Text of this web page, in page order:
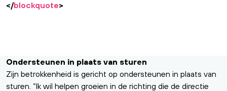
</blockquote>
Ondersteunen in plaats van sturen
Zijn betrokkenheid is gericht op ondersteunen in plaats van
sturen. “Ik wil helpen groeien in de richting die de directie